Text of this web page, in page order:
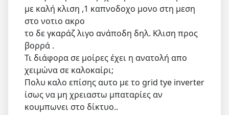
με καλή κλιση ,1 καπνοδοχο μονο στη μεση
στο νοτιο ακρο
το δε γκαράζ λιγο ανάποδη δηλ. Κλιση προς
βορρά .
Τι διάφορα σε μοίρες έχει η ανατολή απο
χειμώνα σε καλοκαίρι;
Πολυ καλο επίσης αυτο με το grid tye inverter
ίσως να μη χρειαστω μπαταρίες αν
κουμπωνει στο δίκτυο..